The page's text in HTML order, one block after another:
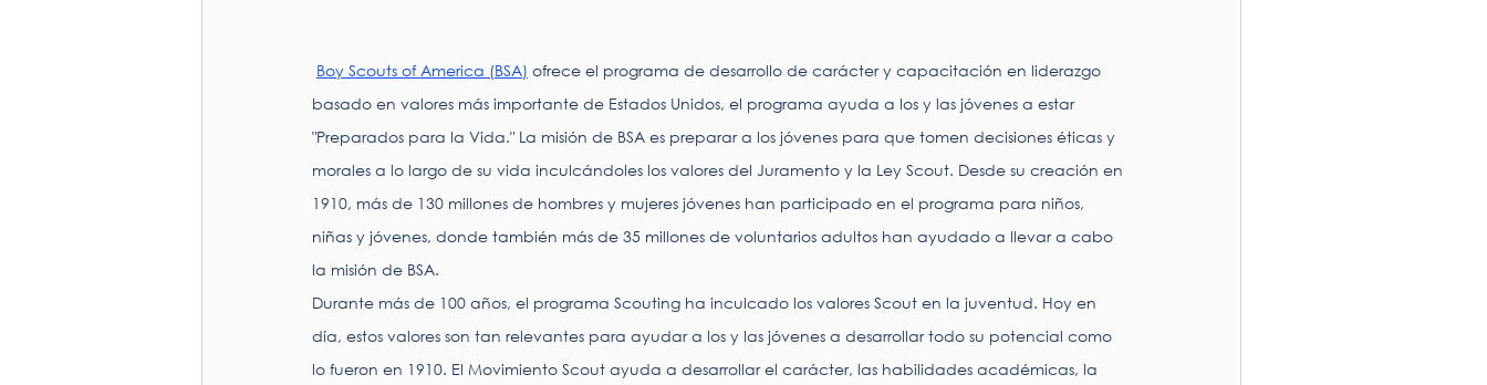
Boy Scouts of America (BSA) ofrece el programa de desarrollo de carácter y capacitación en liderazgo
basado en valores más importante de Estados Unidos, el programa ayuda a los y las jóvenes a estar
"Preparados para la Vida." La misión de BSA es preparar a los jóvenes para que tomen decisiones éticas y
morales a lo largo de su vida inculcándoles los valores del Juramento y la Ley Scout. Desde su creación en
1910, más de 130 millones de hombres y mujeres jóvenes han participado en el programa para niños,
niñas y jóvenes, donde también más de 35 millones de voluntarios adultos han ayudado a llevar a cabo
la misión de BSA.
Durante más de 100 años, el programa Scouting ha inculcado los valores Scout en la juventud. Hoy en
día, estos valores son tan relevantes para ayudar a los y las jóvenes a desarrollar todo su potencial como
lo fueron en 1910. El Movimiento Scout ayuda a desarrollar el carácter, las habilidades académicas, la